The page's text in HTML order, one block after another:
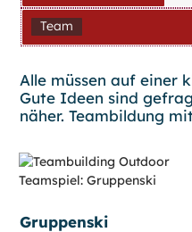
Team
Alle müssen auf einer
Gute Ideen sind
näher. Teambildung
Gruppenski